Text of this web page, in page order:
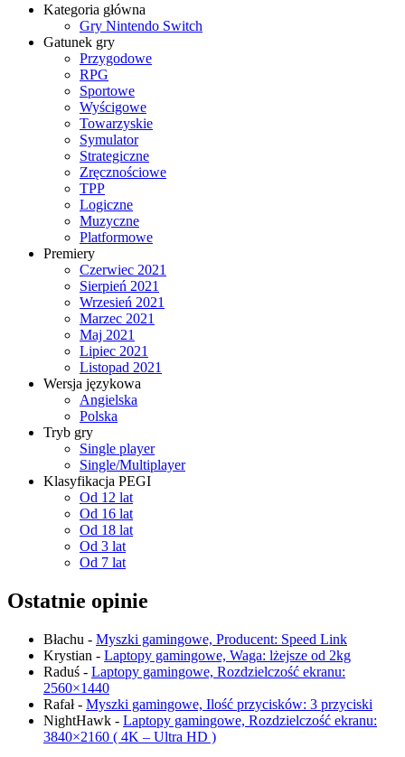
Kategoria główna
Gry Nintendo Switch
Gatunek gry
Przygodowe
RPG
Sportowe
Wyścigowe
Towarzyskie
Symulator
Strategiczne
Zręcznościowe
TPP
Logiczne
Muzyczne
Platformowe
Premiery
Czerwiec 2021
Sierpień 2021
Wrzesień 2021
Marzec 2021
Maj 2021
Lipiec 2021
Listopad 2021
Wersja językowa
Angielska
Polska
Tryb gry
Single player
Single/Multiplayer
Klasyfikacja PEGI
Od 12 lat
Od 16 lat
Od 18 lat
Od 3 lat
Od 7 lat
Ostatnie opinie
Błachu - Myszki gamingowe, Producent: Speed Link
Krystian - Laptopy gamingowe, Waga: lżejsze od 2kg
Raduś - Laptopy gamingowe, Rozdzielczość ekranu:
2560×1440
Rafał- Myszki gamingowe, Ilość przycisków: 3 przyciski
NightHawk - Laptopy gamingowe, Rozdzielczość ekranu:
3840×2160 ( 4K – Ultra HD )